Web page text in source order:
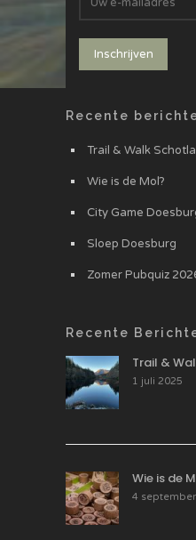
Recente
Trail & Walk
Wie is de Mol?
City Game
Sloep Doesburg
Zomer Pubquiz
Recente
Trail &
1 juli 2025
Wie is de
4